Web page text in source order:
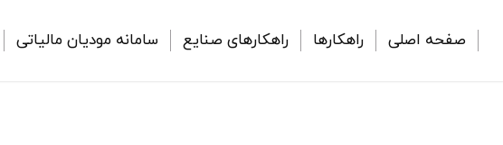
صفحه اصلی راهکارها راهکارهای صنایع سامانه مودیان مالیاتی